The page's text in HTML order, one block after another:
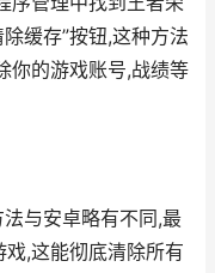
缓存”按钮,这种方法
你的游戏账号,战绩等
与安卓略有不同,最
,这能彻底清除所有